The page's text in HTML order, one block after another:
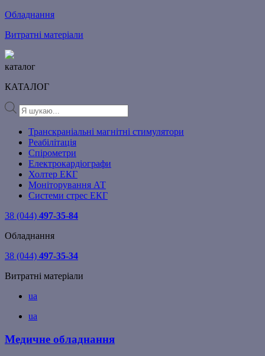
Обладнання
Витратні матеріали
каталог
КАТАЛОГ
Products
search
Транскраніальні магнітні стимулятори
Реабілітація
Спірометри
Електрокардіографи
Холтер ЕКГ
Моніторування АТ
Системи стрес ЕКГ
38 (044) 497-35-84
Обладнання
38 (044) 497-35-34
Витратні матеріали
ua
ua
Медичне обладнання